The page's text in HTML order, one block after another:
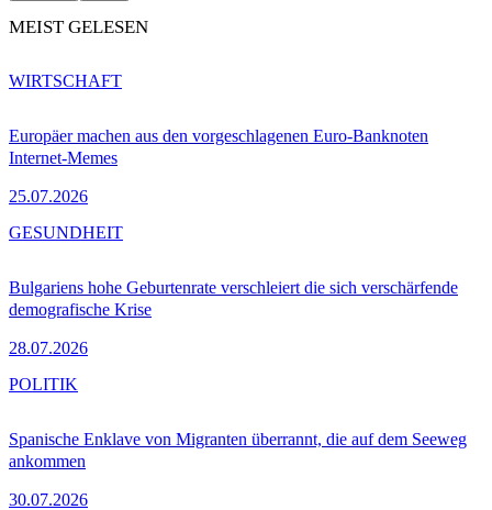
MEIST GELESEN
Europäer machen aus den vorgeschlagenen Euro-Banknoten
Internet-Memes
25.07.2026
WIRTSCHAFT
Bulgariens hohe Geburtenrate verschleiert die sich verschärfende
demografische Krise
28.07.2026
GESUNDHEIT
Spanische Enklave von Migranten überrannt, die auf dem Seeweg
ankommen
30.07.2026
POLITIK